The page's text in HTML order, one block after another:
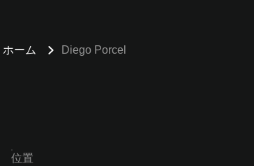
ホーム Diego Porcel
位置